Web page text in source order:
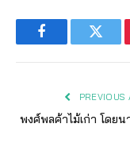
Facebook
PREVIOUS
พงศ์พลค้าไม้เก่า โดยน